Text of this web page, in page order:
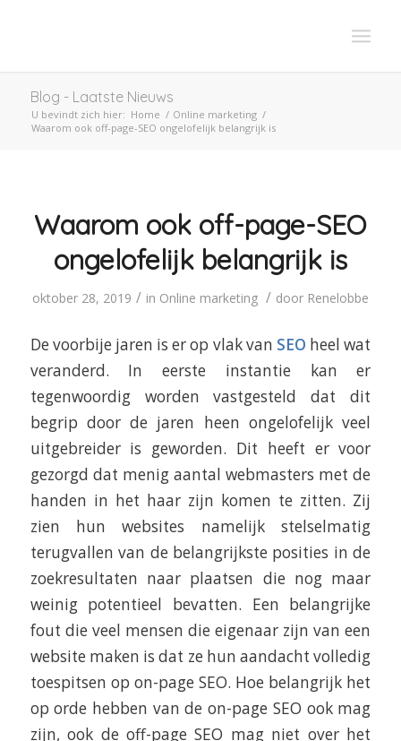
Blog - Laatste Nieuws
U bevindt zich hier: Home / Online marketing /
Waarom ook off-page-SEO ongelofelijk belangrijk is
Waarom ook off-page-SEO
ongelofelijk belangrijk is
oktober 28, 2019 / in Online marketing / door Renelobbe
De voorbije jaren is er op vlak van SEO heel wat
veranderd. In eerste instantie kan er
tegenwoordig worden vastgesteld dat dit
begrip door de jaren heen ongelofelijk veel
uitgebreider is geworden. Dit heeft er voor
gezorgd dat menig aantal webmasters met de
handen in het haar zijn komen te zitten. Zij
zien hun websites namelijk stelselmatig
terugvallen van de belangrijkste posities in de
zoekresultaten naar plaatsen die nog maar
weinig potentieel bevatten. Een belangrijke
fout die veel mensen die eigenaar zijn van een
website maken is dat ze hun aandacht volledig
toespitsen op on-page SEO. Hoe belangrijk het
op orde hebben van de on-page SEO ook mag
zijn, ook de off-page SEO mag niet over het